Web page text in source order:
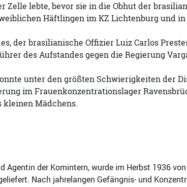
lebte, bevor sie in die Obhut der
Häftlingen im KZ Lichtenburg und
der brasilianische Offizier Luiz Carlos
des Aufstandes gegen die Regierung
unter den größten Schwierigkeiten der
im Frauenkonzentrationslager
kleinen Mädchens.
Agentin der Komintern, wurde im Herbst 1936
Nach jahrelangen Gefängnis- und